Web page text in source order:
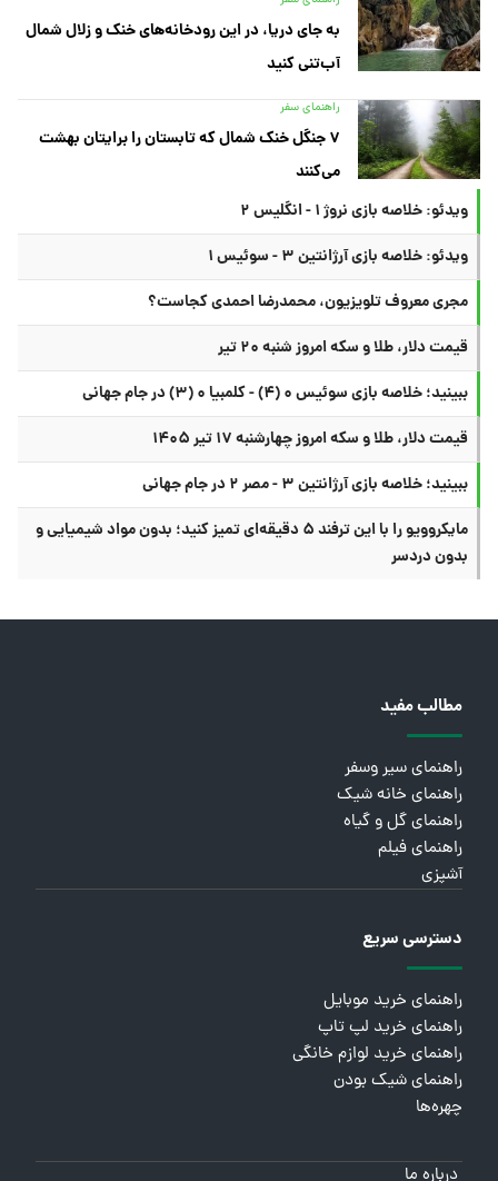
به جای دریا، در این رودخانه‌های خنک و زلال شمال
آب‌تنی کنید
راهنمای سفر
۷ جنگل خنک شمال که تابستان را برایتان بهشت
می‌کنند
ویدئو: خلاصه بازی نروژ ۱ - انگلیس ۲
ویدئو: خلاصه بازی آرژانتین ۳ - سوئیس ۱
مجری معروف تلویزیون، محمدرضا احمدی کجاست؟
قیمت دلار، طلا و سکه امروز شنبه ۲۰ تیر
ببینید؛ خلاصه بازی سوئیس ۰ (۴) - کلمبیا ۰ (۳) در جام جهانی
قیمت دلار، طلا و سکه امروز چهارشنبه ۱۷ تیر ۱۴۰۵
ببینید؛ خلاصه بازی آرژانتین ۳ - مصر ۲ در جام جهانی
مایکروویو را با این ترفند ۵ دقیقه‌ای تمیز کنید؛ بدون مواد شیمیایی و
بدون دردسر
مطالب مفید
راهنمای سیر وسفر
راهنمای خانه شیک
راهنمای گل و گیاه
راهنمای فیلم
آشپزی
دسترسی سریع
راهنمای خرید موبایل
راهنمای خرید لپ تاپ
راهنمای خرید لوازم خانگی
راهنمای شیک بودن
چهره‌ها